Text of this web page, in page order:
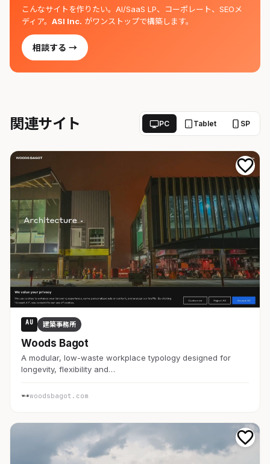
こんなサイトを作りたい。AI/SaaS LP、コーポレート、SEOメ
ディア。 ASI Inc. がワンストップで構築します。
相談する →
関連サイト PC Tablet SP
AU 建築事務所
Woods Bagot
A modular, low-waste workplace typology designed for
longevity, flexibility and…
woodsbagot.com